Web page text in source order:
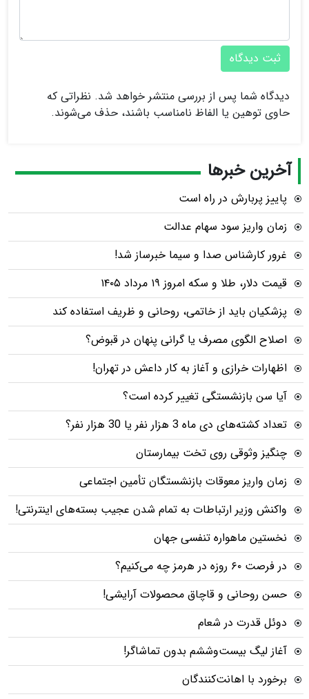
ثبت دیدگاه
دیدگاه شما پس از بررسی منتشر خواهد شد. نظراتی که
حاوی توهین یا الفاظ نامناسب باشند، حذف می‌شوند.
آخرین خبرها
پاییز پربارش در راه است
زمان واریز سود سهام عدالت
غرور کارشناس صدا و سیما خبرساز شد!
قیمت دلار، طلا و سکه امروز ۱۹ مرداد ۱۴۰۵
پزشکیان باید از خاتمی، روحانی و ظریف استفاده کند
اصلاح الگوی مصرف یا گرانی پنهان در قبوض؟
اظهارات خرازی و آغاز به کار داعش در تهران!
آیا سن بازنشستگی تغییر کرده است؟
تعداد کشته‌های دی ماه 3 هزار نفر یا 30 هزار نفر؟
چنگیز وثوقی روی تخت بیمارستان
زمان واریز معوقات بازنشستگان تأمین اجتماعی
واکنش وزیر ارتباطات به تمام شدن عجیب بسته‌های اینترنتی!
نخستین ماهواره تنفسی جهان
در فرصت ۶۰ روزه در هرمز چه می‌کنیم؟
حسن روحانی و قاچاق محصولات آرایشی!
دوئل قدرت در شعام
آغاز لیگ بیست‌وششم بدون تماشاگر!
برخورد با اهانت‌کنندگان